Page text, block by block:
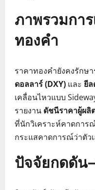
ภาพรวมกา
ทองคำ
ราคาทองคำยังคงรักษ
ดอลลาร์ (DXY) และ ยี
เคลื่อนไหวแบบ
รายงาน ดัชนีราคาผู้ผลิ
ที่นักวิเคราะห์คาดการ
กระแสคาดการณ์ว่าตัว
ปัจจัยกดดัน